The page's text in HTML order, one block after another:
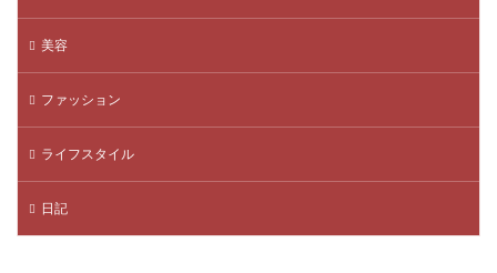
美容
ファッション
ライフスタイル
日記